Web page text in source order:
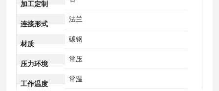
加工定制
连接形式
法兰
材质
碳钢
压力环境
常压
工作温度
常温